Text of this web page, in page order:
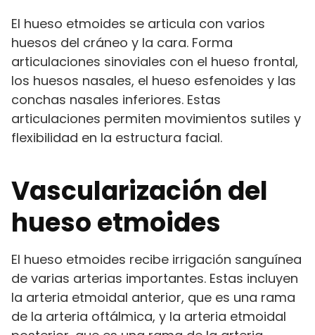
El hueso etmoides se articula con varios
huesos del cráneo y la cara. Forma
articulaciones sinoviales con el hueso frontal,
los huesos nasales, el hueso esfenoides y las
conchas nasales inferiores. Estas
articulaciones permiten movimientos sutiles y
flexibilidad en la estructura facial.
Vascularización del
hueso etmoides
El hueso etmoides recibe irrigación sanguínea
de varias arterias importantes. Estas incluyen
la arteria etmoidal anterior, que es una rama
de la arteria oftálmica, y la arteria etmoidal